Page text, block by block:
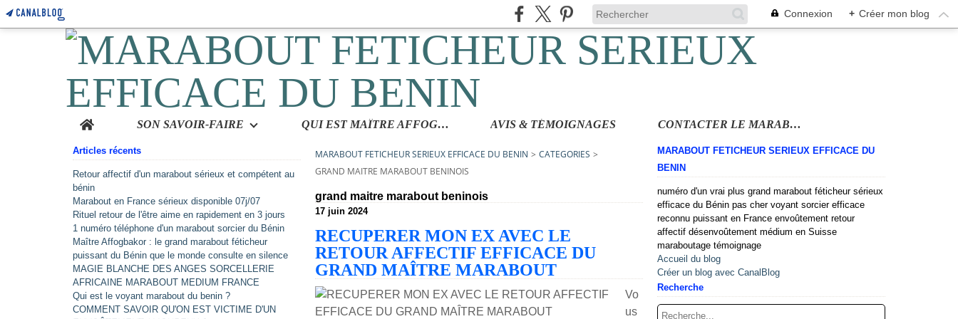
Connexion + Créer mon blog
Home SON SAVOIR-FAIRE QUI EST MAÎTRE AFFOGBAKOR AVIS & TÉMOIGNAGES CONTACTER LE MARABOUT
Articles récents
Retour affectif d'un marabout sérieux et compétent au
bénin
Marabout en France sérieux disponible 07j/07
Rituel retour de l'être aime en rapidement en 3 jours
1 numéro téléphone d'un marabout sorcier du Bénin
Maître Affogbakor : le grand marabout féticheur
puissant du Bénin que le monde consulte en silence
MAGIE BLANCHE DES ANGES SORCELLERIE
AFRICAINE MARABOUT MEDIUM FRANCE
Qui est le voyant marabout du benin ?
COMMENT SAVOIR QU'ON EST VICTIME D'UN
MARABOUT FETICHEUR SERIEUX EFFICACE DU BENIN > CATEGORIES >
GRAND MAITRE MARABOUT BENINOIS
grand maitre marabout beninois
17 juin 2024
RECUPERER MON EX AVEC LE
RETOUR AFFECTIF EFFICACE DU
GRAND MAÎTRE MARABOUT
Vo
us
MARABOUT FETICHEUR SERIEUX EFFICACE DU
BENIN
numéro d'un vrai plus grand marabout féticheur sérieux
efficace du Bénin pas cher voyant sorcier efficace
reconnu puissant en France envoûtement retour
affectif désenvoûtement médium en Suisse
maraboutage témoignage
Accueil du blog
Créer un blog avec CanalBlog
Recherche